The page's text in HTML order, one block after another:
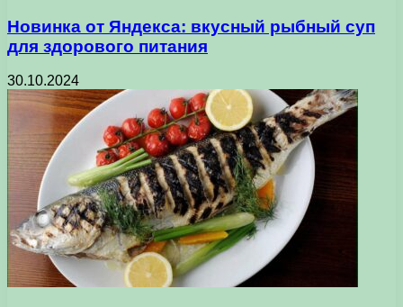
Новинка от Яндекса: вкусный рыбный суп
для здорового питания
30.10.2024